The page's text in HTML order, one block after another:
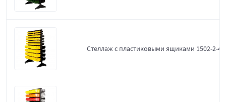
Стеллаж с пластиковыми ящиками 1502-2-4-